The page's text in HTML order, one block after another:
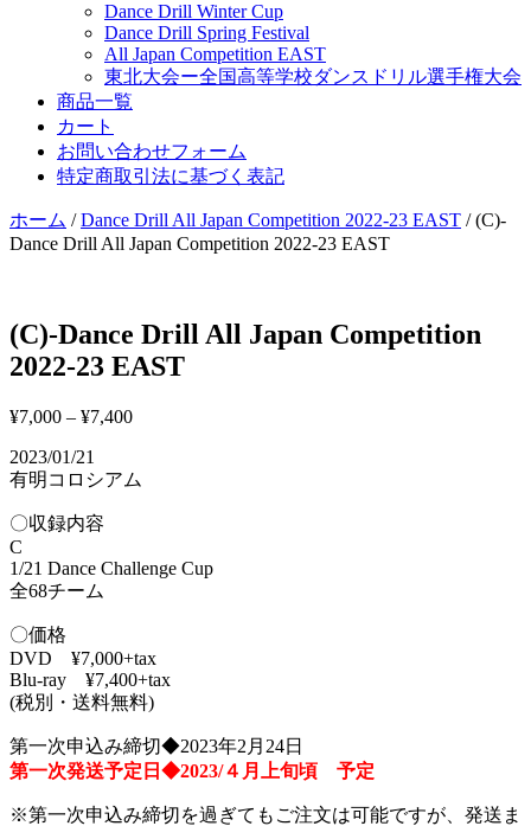
Dance Drill Winter Cup
Dance Drill Spring Festival
All Japan Competition EAST
東北大会ー全国高等学校ダンスドリル選手権大会
商品一覧
カート
お問い合わせフォーム
特定商取引法に基づく表記
ホーム /Dance Drill All Japan Competition 2022-23 EAST / (C)-
Dance Drill All Japan Competition 2022-23 EAST
(C)-Dance Drill All Japan Competition
2022-23 EAST
¥7,000 – ¥7,400
2023/01/21
有明コロシアム
〇収録内容
C
1/21 Dance Challenge Cup
全68チーム
〇価格
DVD ¥7,000+tax
Blu-ray ¥7,400+tax
(税別・送料無料)
第一次申込み締切◆2023年2月24日
第一次発送予定日◆2023/４月上旬頃 予定
※第一次申込み締切を過ぎてもご注文は可能ですが、発送ま